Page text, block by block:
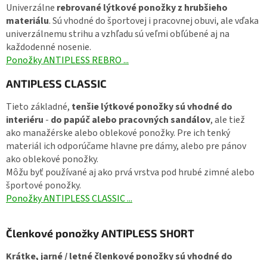
Univerzálne rebrované lýtkové ponožky z hrubšieho
materiálu. Sú vhodné do športovej i pracovnej obuvi, ale vďaka
univerzálnemu strihu a vzhľadu sú veľmi obľúbené aj na
každodenné nosenie.
Ponožky ANTIPLESS REBRO ...
ANTIPLESS CLASSIC
Tieto základné, tenšie lýtkové ponožky sú vhodné do
interiéru - do papúč alebo pracovných sandálov, ale tiež
ako manažérske alebo oblekové ponožky. Pre ich tenký
materiál ich odporúčame hlavne pre dámy, alebo pre pánov
ako oblekové ponožky.
Môžu byť používané aj ako prvá vrstva pod hrubé zimné alebo
športové ponožky.
Ponožky ANTIPLESS CLASSIC ...
Členkové ponožky ANTIPLESS SHORT
Krátke, jarné / letnéčlenkové ponožky sú vhodné do